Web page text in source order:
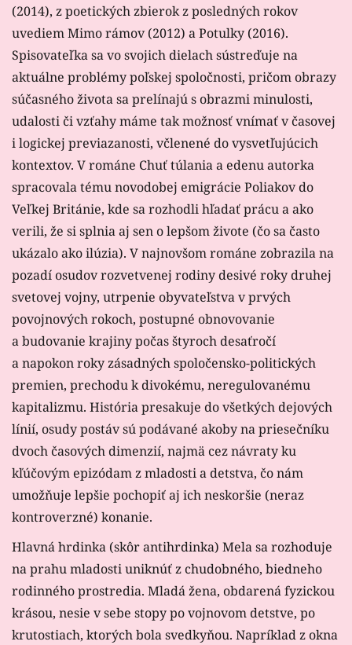
(2014), z poetických zbierok z posledných rokov
uvediem Mimo rámov (2012) a Potulky (2016).
Spisovateľka sa vo svojich dielach sústreďuje na
aktuálne problémy poľskej spoločnosti, pričom obrazy
súčasného života sa prelínajú s obrazmi minulosti,
udalosti či vzťahy máme tak možnosť vnímať v časovej
i logickej previazanosti, včlenené do vysvetľujúcich
kontextov. V románe Chuť túlania a edenu autorka
spracovala tému novodobej emigrácie Poliakov do
Veľkej Británie, kde sa rozhodli hľadať prácu a ako
verili, že si splnia aj sen o lepšom živote (čo sa často
ukázalo ako ilúzia). V najnovšom románe zobrazila na
pozadí osudov rozvetvenej rodiny desivé roky druhej
svetovej vojny, utrpenie obyvateľstva v prvých
povojnových rokoch, postupné obnovovanie
a budovanie krajiny počas štyroch desaťročí
a napokon roky zásadných spoločensko-politických
premien, prechodu k divokému, neregulovanému
kapitalizmu. História presakuje do všetkých dejových
línií, osudy postáv sú podávané akoby na priesečníku
dvoch časových dimenzií, najmä cez návraty ku
kľúčovým epizódam z mladosti a detstva, čo nám
umožňuje lepšie pochopiť aj ich neskoršie (neraz
kontroverzné) konanie.
Hlavná hrdinka (skôr antihrdinka) Mela sa rozhoduje
na prahu mladosti uniknúť z chudobného, biedneho
rodinného prostredia. Mladá žena, obdarená fyzickou
krásou, nesie v sebe stopy po vojnovom detstve, po
krutostiach, ktorých bola svedkyňou. Napríklad z okna